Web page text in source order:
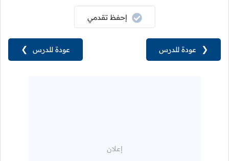
عودة للدرس ❯
إحفظ تقدمي
❮ عودة للدرس